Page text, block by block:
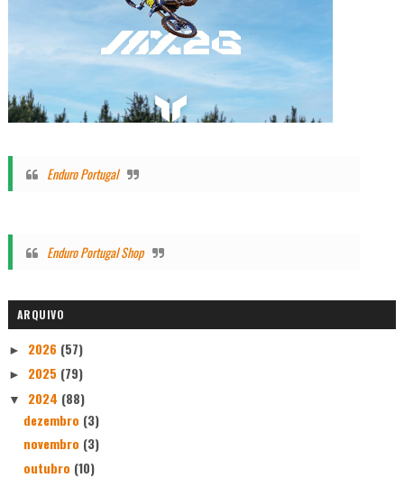
Enduro Portugal
Enduro Portugal Shop
ARQUIVO
► 2026 (57)
► 2025 (79)
▼ 2024 (88)
dezembro (3)
novembro (3)
outubro (10)